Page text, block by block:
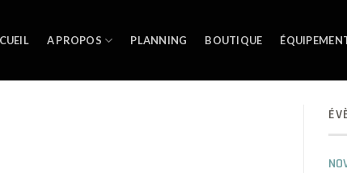
A PROPOS PLANNING BOUTIQUE